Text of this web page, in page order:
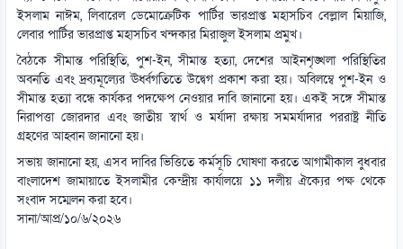
ইসলাম নাঈম, লিবারেল ডেমোক্রেটিক পার্টির ভারপ্রাপ্ত মহাসচিব বেল্লাল মিয়াজি,
লেবার পার্টির ভারপ্রাপ্ত মহাসচিব খন্দকার মিরাজুল ইসলাম প্রমুখ।
বৈঠকে সীমান্ত পরিস্থিতি, পুশ-ইন, সীমান্ত হত্যা, দেশের আইনশৃঙ্খলা পরিস্থিতির
অবনতি এবং দ্রব্যমূল্যের ঊর্ধ্বগতিতে উদ্বেগ প্রকাশ করা হয়। অবিলম্বে পুশ-ইন ও
সীমান্ত হত্যা বন্ধে কার্যকর পদক্ষেপ নেওয়ার দাবি জানানো হয়। একই সঙ্গে সীমান্ত
নিরাপত্তা জোরদার এবং জাতীয় স্বার্থ ও মর্যাদা রক্ষায় সমমর্যাদার পররাষ্ট্র নীতি
গ্রহণের আহ্বান জানানো হয়।
সভায় জানানো হয়, এসব দাবির ভিত্তিতে কর্মসূচি ঘোষণা করতে আগামীকাল বুধবার
বাংলাদেশ জামায়াতে ইসলামীর কেন্দ্রীয় কার্যালয়ে ১১ দলীয় ঐক্যের পক্ষ থেকে
সংবাদ সম্মেলন করা হবে।
সানা/আপ্র/১০/৬/২০২৬